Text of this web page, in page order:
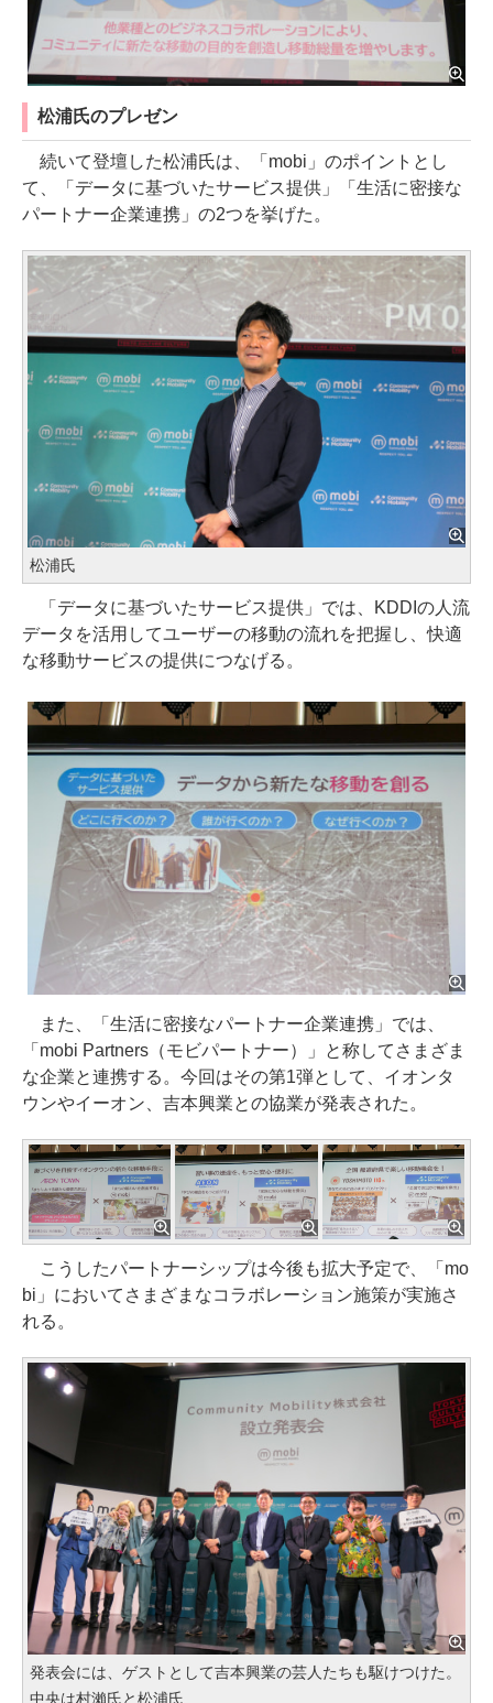
松浦氏のプレゼン
続いて登壇した松浦氏は、「mobi」のポイントとし
て、「データに基づいたサービス提供」「生活に密接な
パートナー企業連携」の2つを挙げた。
松浦氏
「データに基づいたサービス提供」では、KDDIの人流
データを活用してユーザーの移動の流れを把握し、快適
な移動サービスの提供につなげる。
また、「生活に密接なパートナー企業連携」では、
「mobi Partners（モビパートナー）」と称してさまざま
な企業と連携する。今回はその第1弾として、イオンタ
ウンやイーオン、吉本興業との協業が発表された。
こうしたパートナーシップは今後も拡大予定で、「mo
bi」においてさまざまなコラボレーション施策が実施さ
れる。
発表会には、ゲストとして吉本興業の芸人たちも駆けつけた。
中央は村瀨氏と松浦氏